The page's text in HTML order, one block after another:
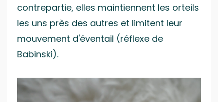
contrepartie, elles maintiennent les orteils
les uns près des autres et limitent leur
mouvement d'éventail (réflexe de
Babinski).